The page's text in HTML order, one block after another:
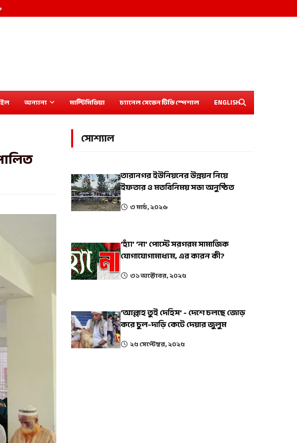
অন্যান্য মাল্টিমিডিয়া চ্যানেল সেভেন টিভি স্পেশাল ENGLISH
সোশ্যাল
তারানগর ইউনিয়নের উন্নয়ন নিয়ে
ইফতার ও মতবিনিময় সভা অনুষ্ঠিত
৩ মার্চ, ২০২৬
‘হ্যাঁ’ ‘না’ পোস্টে সরগরম সামাজিক
যোগাযোগামাধ্যম, এর কারন কী?
৩১ অক্টোবর, ২০২৫
‘আল্লাহ তুই দেহিস’ - দেশে চলছে জোড়
করে চুল-দাড়ি কেটে দেয়ার জুলুম
২৫ সেপ্টেম্বর, ২০২৫